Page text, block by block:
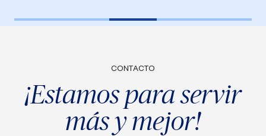
CONTACTO
¡Estamos para servir
más y mejor!